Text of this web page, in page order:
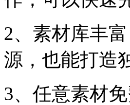
2、素材库丰
源，也能打造
3、任意素材